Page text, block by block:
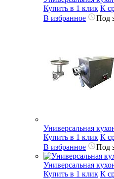
Купить в 1 клик К
В избранное
Под
Универсальная
Купить в 1 клик К
В избранное
Под
Универсальная
Купить в 1 клик К